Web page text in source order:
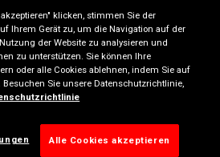
07:00
19:00
07:00
07:00
19:00
19:00
klicken, stimmen Sie der
Ihrem Gerät zu, um die Navigation auf der
der Website zu analysieren und
zu unterstützen. Sie können Ihre
oder alle Cookies ablehnen, indem Sie auf
Sie unsere Datenschutzrichtlinie,
Alle Cookies akzeptieren